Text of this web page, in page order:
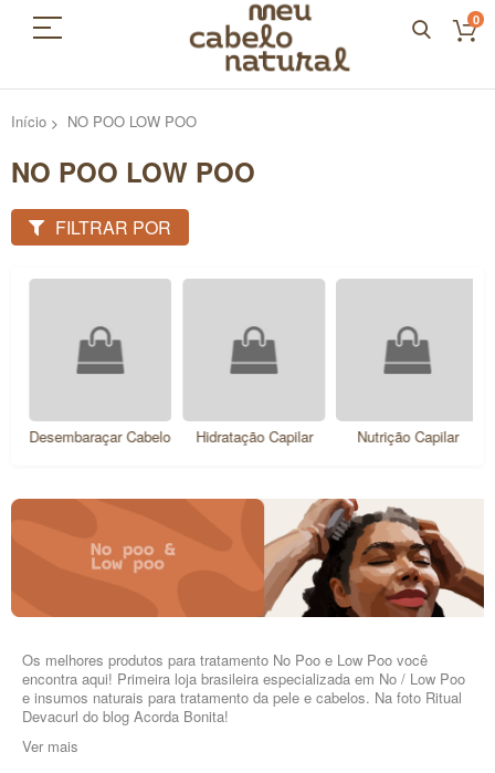
0
Início NO POO LOW POO
NO POO LOW POO
Desembaraçar Cabelo Hidratação Capilar Nutrição Capilar
Os melhores produtos para tratamento No Poo e Low Poo você
encontra aqui! Primeira loja brasileira especializada em No / Low Poo
e insumos naturais para tratamento da pele e cabelos. Na foto Ritual
Devacurl do blog Acorda Bonita!
Ver mais
FILTRAR POR